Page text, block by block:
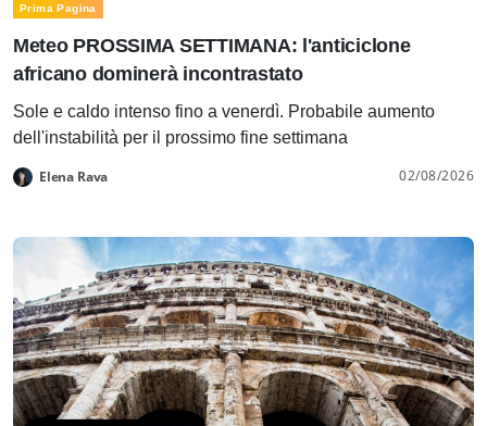
Prima Pagina
Meteo PROSSIMA SETTIMANA: l'anticiclone
africano dominerà incontrastato
Sole e caldo intenso fino a venerdì. Probabile aumento
dell'instabilità per il prossimo fine settimana
Elena Rava 02/08/2026